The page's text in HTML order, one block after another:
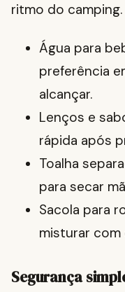
ritmo do camping.
Água para
preferência
alcançar.
Lenços e
rápida após
Toalha
para secar
Sacola para
misturar
Segurança